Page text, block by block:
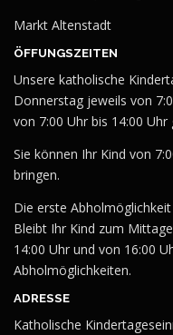
Markt Altenstadt
ÖFFUNGSZEITEN
Unsere katholische
Donnerstag jeweils von
von 7:00 Uhr bis 14:00 Uhr
Sie können Ihr Kind von
bringen.
Die erste
Bleibt Ihr Kind zum
14:00 Uhr und von 16:00
Abholmöglichkeiten.
ADRESSE
Katholische